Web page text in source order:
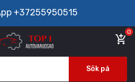
+37255950515
add_shopping_cart
0
Sök på